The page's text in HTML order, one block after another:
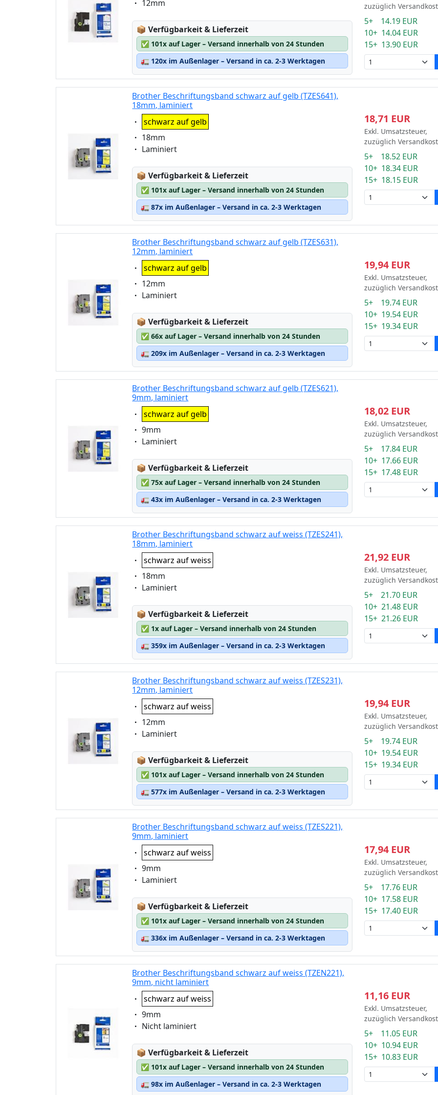
Eigenschaft:
12mm
📦Lagerstatus:
Verfügbarkeit & Lieferzeit
✅ 101x auf Lager – Versand innerhalb von 24 Stunden
🚛 120x im Außenlager – Versand in ca. 2-3 Werktagen
zuzüglich
5+ 14.19 EUR
10+ 14.04 EUR
15+ 13.90 EUR
Brother Beschriftungsband schwarz auf gelb (TZES641),
18mm, laminiert
Eigenschaft:
schwarz auf gelb
Eigenschaft:
18mm
Eigenschaft:
Laminiert
📦Lagerstatus:
Verfügbarkeit & Lieferzeit
✅ 101x auf Lager – Versand innerhalb von 24 Stunden
🚛 87x im Außenlager – Versand in ca. 2-3 Werktagen
18,71 EUR
Exkl. Umsatzsteuer,
zuzüglich
5+ 18.52 EUR
10+ 18.34 EUR
15+ 18.15 EUR
Brother Beschriftungsband schwarz auf gelb (TZES631),
12mm, laminiert
Eigenschaft:
schwarz auf gelb
Eigenschaft:
12mm
Eigenschaft:
Laminiert
📦Lagerstatus:
Verfügbarkeit & Lieferzeit
✅ 66x auf Lager – Versand innerhalb von 24 Stunden
🚛 209x im Außenlager – Versand in ca. 2-3 Werktagen
19,94 EUR
Exkl. Umsatzsteuer,
zuzüglich
5+ 19.74 EUR
10+ 19.54 EUR
15+ 19.34 EUR
Brother Beschriftungsband schwarz auf gelb (TZES621),
9mm, laminiert
Eigenschaft:
schwarz auf gelb
Eigenschaft:
9mm
Eigenschaft:
Laminiert
📦Lagerstatus:
Verfügbarkeit & Lieferzeit
✅ 75x auf Lager – Versand innerhalb von 24 Stunden
🚛 43x im Außenlager – Versand in ca. 2-3 Werktagen
18,02 EUR
Exkl. Umsatzsteuer,
zuzüglich
5+ 17.84 EUR
10+ 17.66 EUR
15+ 17.48 EUR
Brother Beschriftungsband schwarz auf weiss (TZES241),
18mm, laminiert
Eigenschaft:
schwarz auf weiss
Eigenschaft:
18mm
Eigenschaft:
Laminiert
📦Lagerstatus:
Verfügbarkeit & Lieferzeit
✅ 1x auf Lager – Versand innerhalb von 24 Stunden
🚛 359x im Außenlager – Versand in ca. 2-3 Werktagen
21,92 EUR
Exkl. Umsatzsteuer,
zuzüglich
5+ 21.70 EUR
10+ 21.48 EUR
15+ 21.26 EUR
Brother Beschriftungsband schwarz auf weiss (TZES231),
12mm, laminiert
Eigenschaft:
schwarz auf weiss
Eigenschaft:
12mm
Eigenschaft:
Laminiert
📦Lagerstatus:
Verfügbarkeit & Lieferzeit
✅ 101x auf Lager – Versand innerhalb von 24 Stunden
🚛 577x im Außenlager – Versand in ca. 2-3 Werktagen
19,94 EUR
Exkl. Umsatzsteuer,
zuzüglich
5+ 19.74 EUR
10+ 19.54 EUR
15+ 19.34 EUR
Brother Beschriftungsband schwarz auf weiss (TZES221),
9mm, laminiert
Eigenschaft:
schwarz auf weiss
Eigenschaft:
9mm
Eigenschaft:
Laminiert
📦Lagerstatus:
Verfügbarkeit & Lieferzeit
✅ 101x auf Lager – Versand innerhalb von 24 Stunden
🚛 336x im Außenlager – Versand in ca. 2-3 Werktagen
17,94 EUR
Exkl. Umsatzsteuer,
zuzüglich
5+ 17.76 EUR
10+ 17.58 EUR
15+ 17.40 EUR
Brother Beschriftungsband schwarz auf weiss (TZEN221),
9mm, nicht laminiert
Eigenschaft:
schwarz auf weiss
Eigenschaft:
9mm
Eigenschaft:
Nicht laminiert
📦Lagerstatus:
Verfügbarkeit & Lieferzeit
✅ 101x auf Lager – Versand innerhalb von 24 Stunden
🚛 98x im Außenlager – Versand in ca. 2-3 Werktagen
11,16 EUR
Exkl. Umsatzsteuer,
zuzüglich
5+ 11.05 EUR
10+ 10.94 EUR
15+ 10.83 EUR